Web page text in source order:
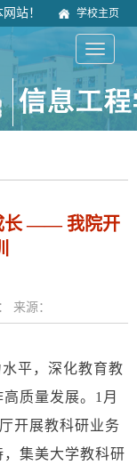
站！ 学校主页
长 —— 我院开
来源：
平，深化教育教
质量发展。1月
开展教科研业务
集美大学教科研